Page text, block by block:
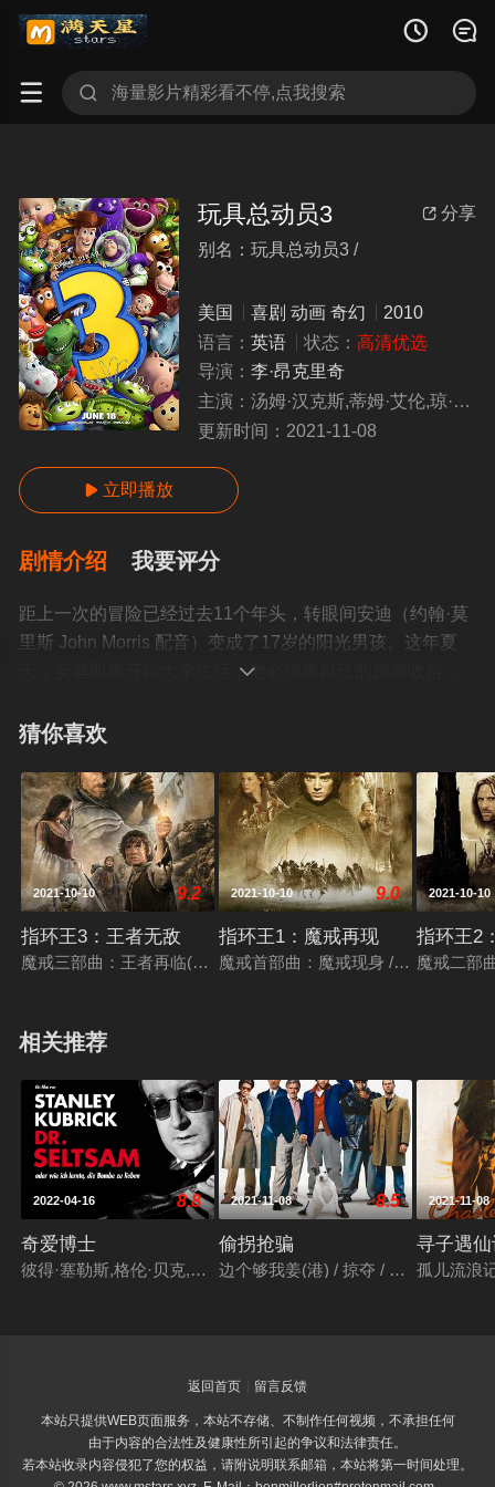
 
 
 分享
玩具总动员3
别名：玩具总动员3 /
美国
喜剧 动画 奇幻
2010
语言： 英语 状态： 高清优选
导演： 李·昂克里奇
主演： 汤姆·汉克斯,蒂姆·艾伦,琼·库萨克,尼德·巴蒂
更新时间： 2021-11-08
 立即播放
剧情介绍 我要评分
距上一次的冒险已经过去11个年头，转眼间安迪（约翰·莫
里斯 John Morris 配音）变成了17岁的阳光男孩。这年夏
天，安迪即将开始大学生活，他必须将自己的房间收拾整
与巴斯光年（蒂姆·艾伦 Tim Allen 配音）等玩具一直期待
箱子里很久了。安迪十分珍惜这些童年的玩伴，于是准备
将他们收在阁楼。谁曾想，妈妈却把玩具们当作废物扔到
街道上。玩具们误解了安迪，于是愤然出走，宁可被捐赠
到阳光之家幼儿园。伍迪尽力劝解大家，却收效甚微，只
得独自黯然离开。巴斯光年他们原本以为将重新回到往昔
的快乐时光，不料却陷入一场阴谋之中……©豆瓣

猜你喜欢
2021-10-10 9.2
指环王3：王者无敌
魔戒三部曲：王者再临(台/港) / 指环王III：王者无敌 / 魔戒3：
2021-10-10 9.0
指环王1：魔戒再现
魔戒首部曲：魔戒现身 / 指环王I：护
2021-10-10
指环王2
魔戒二部
相关推荐
2022-04-16 8.8
奇爱博士
彼得·塞勒斯,格伦·贝克,詹姆斯·厄尔·琼斯,乔治·C·斯科特,谢恩·
2021-11-08 8.5
偷拐抢骗
边个够我姜(港) / 掠夺 / 贪得无厌 / 偷
2021-11-08
寻子遇
孤儿流浪
返回首页 留言反馈
本站只提供WEB页面服务，本站不存储、不制作任何视频，不承担任何
由于内容的合法性及健康性所引起的争议和法律责任。
若本站收录内容侵犯了您的权益，请附说明联系邮箱，本站将第一时间处理。